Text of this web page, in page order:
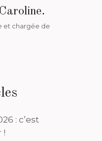
et chargée de
: c’est
!